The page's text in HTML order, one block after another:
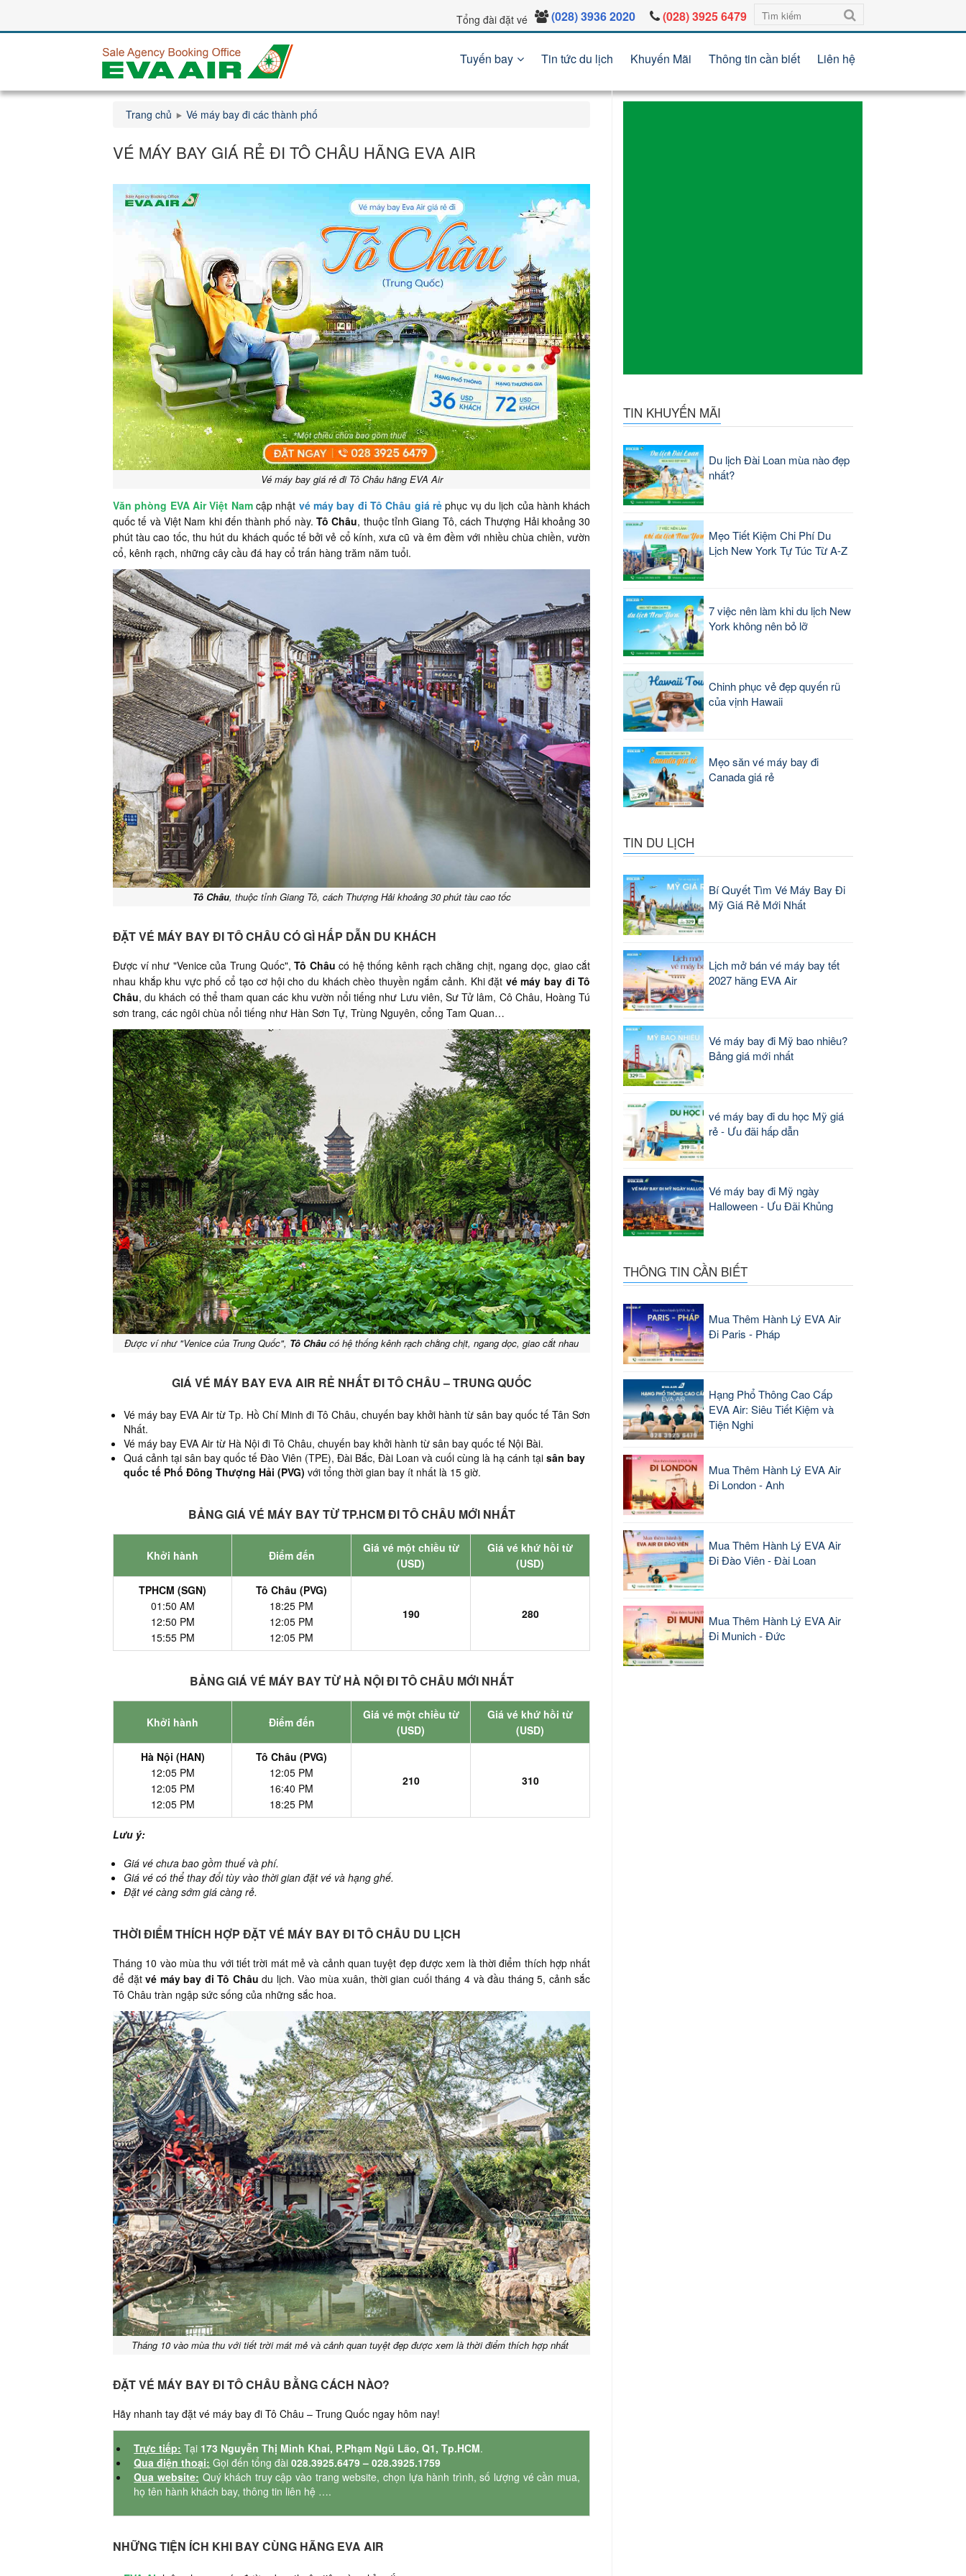
Tổng đài đặt vé (028) 3936 2020 (028) 3925 6479
Tuyến bay Tin tức du lịch Khuyến Mãi Thông tin cần biết Liên hệ
Trang chủ Vé máy bay đi các thành phố
VÉ MÁY BAY GIÁ RẺ ĐI TÔ CHÂU HÃNG EVA AIR
Vé máy bay giá rẻ đi Tô Châu hãng EVA Air
Văn phòng EVA Air Việt Namcập nhật vé máy bay đi Tô Châu giá rẻ phục vụ du lịch của hành khách
quốc tế và Việt Nam khi đến thành phố này.Tô Châu, thuộc tỉnh Giang Tô, cách Thượng Hải khoảng 30
phút tàu cao tốc, thu hút du khách quốc tế bởi vẻ cổ kính, xưa cũ và êm đềm với nhiều chùa chiền, vườn
cổ, kênh rạch, những cây cầu đá hay cổ trấn hàng trăm năm tuổi.
Tô Châu, thuộc tỉnh Giang Tô, cách Thượng Hải khoảng 30 phút tàu cao tốc
ĐẶT VÉ MÁY BAY ĐI TÔ CHÂU CÓ GÌ HẤP DẪN DU KHÁCH
Được ví như "Venice của Trung Quốc",Tô Châu có hệ thống kênh rạch chằng chịt, ngang dọc, giao cắt
nhau khắp khu vực phố cổ tạo cơ hội cho du khách chèo thuyền ngắm cảnh. Khi đặt vé máy bay đi Tô
Châu, du khách có thể tham quan các khu vườn nổi tiếng như Lưu viên, Sư Tử lâm, Cô Châu, Hoàng Tú
sơn trang, các ngôi chùa nổi tiếng như Hàn Sơn Tự, Trùng Nguyên, cổng Tam Quan…
Được ví như "Venice của Trung Quốc", Tô Châu có hệ thống kênh rạch chằng chịt, ngang dọc, giao cắt nhau
GIÁ VÉ MÁY BAY EVA AIR RẺ NHẤT ĐI TÔ CHÂU – TRUNG QUỐC
Vé máy bay EVA Air từ Tp. Hồ Chí Minh đi Tô Châu, chuyến bay khởi hành từ sân bay quốc tế Tân Sơn
Nhất.
Vé máy bay EVA Air từ Hà Nội đi Tô Châu, chuyến bay khởi hành từ sân bay quốc tế Nội Bài.
Quá cảnh tại sân bay quốc tế Đào Viên (TPE), Đài Bắc, Đài Loan và cuối cùng là hạ cánh tại sân bay
quốc tế Phố Đông Thượng Hải (PVG) với tổng thời gian bay ít nhất là 15 giờ.
BẢNG GIÁ VÉ MÁY BAY TỪ TP.HCM ĐI TÔ CHÂU MỚI NHẤT
Khởi hành Điểm đến
Giá vé một chiều từ
(USD)
Giá vé khứ hồi từ
(USD)
TPHCM (SGN)
01:50 AM
12:50 PM
15:55 PM
Tô Châu (PVG)
18:25 PM
12:05 PM
12:05 PM
190 280
BẢNG GIÁ VÉ MÁY BAY TỪ HÀ NỘI ĐI TÔ CHÂU MỚI NHẤT
Khởi hành Điểm đến
Giá vé một chiều từ
(USD)
Giá vé khứ hồi từ
(USD)
Hà Nội (HAN)
12:05 PM
12:05 PM
12:05 PM
Tô Châu (PVG)
12:05 PM
16:40 PM
18:25 PM
210 310
Lưu ý:
Giá vé chưa bao gồm thuế và phí.
Giá vé có thể thay đổi tùy vào thời gian đặt vé và hạng ghế.
Đặt vé càng sớm giá càng rẻ.
THỜI ĐIỂM THÍCH HỢP ĐẶT VÉ MÁY BAY ĐI TÔ CHÂU DU LỊCH
Tháng 10 vào mùa thu với tiết trời mát mẻ và cảnh quan tuyệt đẹp được xem là thời điểm thích hợp nhất
để đặtvé máy bay đi Tô Châu du lịch. Vào mùa xuân, thời gian cuối tháng 4 và đầu tháng 5, cảnh sắc
Tô Châu tràn ngập sức sống của những sắc hoa.
Tháng 10 vào mùa thu với tiết trời mát mẻ và cảnh quan tuyệt đẹp được xem là thời điểm thích hợp nhất
ĐẶT VÉ MÁY BAY ĐI TÔ CHÂU BẰNG CÁCH NÀO?
Hãy nhanh tay đặt vé máy bay đi Tô Châu – Trung Quốc ngay hôm nay!
Trực tiếp: Tại 173 Nguyễn Thị Minh Khai, P.Phạm Ngũ Lão, Q1, Tp.HCM.
Qua điện thoại: Gọi đến tổng đài028.3925.6479 – 028.3925.1759
Qua website: Quý khách truy cập vào trang website, chọn lựa hành trình, số lượng vé cần mua,
họ tên hành khách bay, thông tin liên hệ ….
NHỮNG TIỆN ÍCH KHI BAY CÙNG HÃNG EVA AIR
TIN KHUYẾN MÃI
Du lịch Đài Loan mùa nào đẹp
nhất?
Mẹo Tiết Kiệm Chi Phí Du
Lịch New York Tự Túc Từ A-Z
7 việc nên làm khi du lịch New
York không nên bỏ lỡ
Chinh phục vẻ đẹp quyến rũ
của vịnh Hawaii
Mẹo săn vé máy bay đi
Canada giá rẻ
TIN DU LỊCH
Bí Quyết Tìm Vé Máy Bay Đi
Mỹ Giá Rẻ Mới Nhất
Lịch mở bán vé máy bay tết
2027 hãng EVA Air
Vé máy bay đi Mỹ bao nhiêu?
Bảng giá mới nhất
vé máy bay đi du học Mỹ giá
rẻ - Ưu đãi hấp dẫn
Vé máy bay đi Mỹ ngày
Halloween - Ưu Đãi Khủng
THÔNG TIN CẦN BIẾT
Mua Thêm Hành Lý EVA Air
Đi Paris - Pháp
Hạng Phổ Thông Cao Cấp
EVA Air: Siêu Tiết Kiệm và
Tiện Nghi
Mua Thêm Hành Lý EVA Air
Đi London - Anh
Mua Thêm Hành Lý EVA Air
Đi Đào Viên - Đài Loan
Mua Thêm Hành Lý EVA Air
Đi Munich - Đức